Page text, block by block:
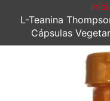
L-Teanina
Cápsulas